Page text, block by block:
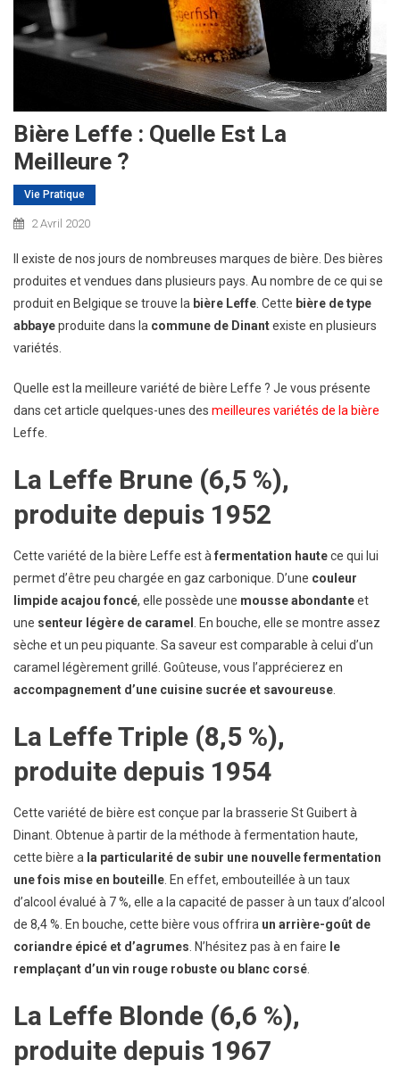
Bière Leffe : Quelle Est La
Meilleure ?
Vie Pratique
2 Avril 2020
Il existe de nos jours de nombreuses marques de bière. Des bières
produites et vendues dans plusieurs pays. Au nombre de ce qui se
produit en Belgique se trouve la bière Leffe. Cette bière de type
abbayeproduite dans la commune de Dinantexiste en plusieurs
variétés.
Quelle est la meilleure variété de bière Leffe ? Je vous présente
dans cet article quelques-unes des meilleures variétés de la bière
Leffe.
La Leffe Brune (6,5 %),
produite depuis 1952
Cette variété de la bière Leffe est àfermentation hautece qui lui
permet d’être peu chargée en gaz carbonique. D’une couleur
limpide acajou foncé, elle possède une mousse abondanteet
une senteur légère de caramel . En bouche, elle se montre assez
sèche et un peu piquante. Sa saveur est comparable à celui d’un
caramel légèrement grillé. Goûteuse, vous l’apprécierez en
accompagnement d’une cuisine sucrée et savoureuse.
La Leffe Triple (8,5 %),
produite depuis 1954
Cette variété de bière est conçue par la brasserie St Guibert à
Dinant. Obtenue à partir de la méthode à fermentation haute,
cette bière a la particularité de subir une nouvelle fermentation
une fois mise en bouteille. En effet, embouteillée à un taux
d’alcool évalué à 7 %, elle a la capacité de passer à un taux d’alcool
de 8,4 %. En bouche, cette bière vous offrira un arrière-goût de
coriandre épicé et d’agrumes. N’hésitez pas à en faire le
remplaçant d’un vin rouge robuste ou blanc corsé.
La Leffe Blonde (6,6 %),
produite depuis 1967